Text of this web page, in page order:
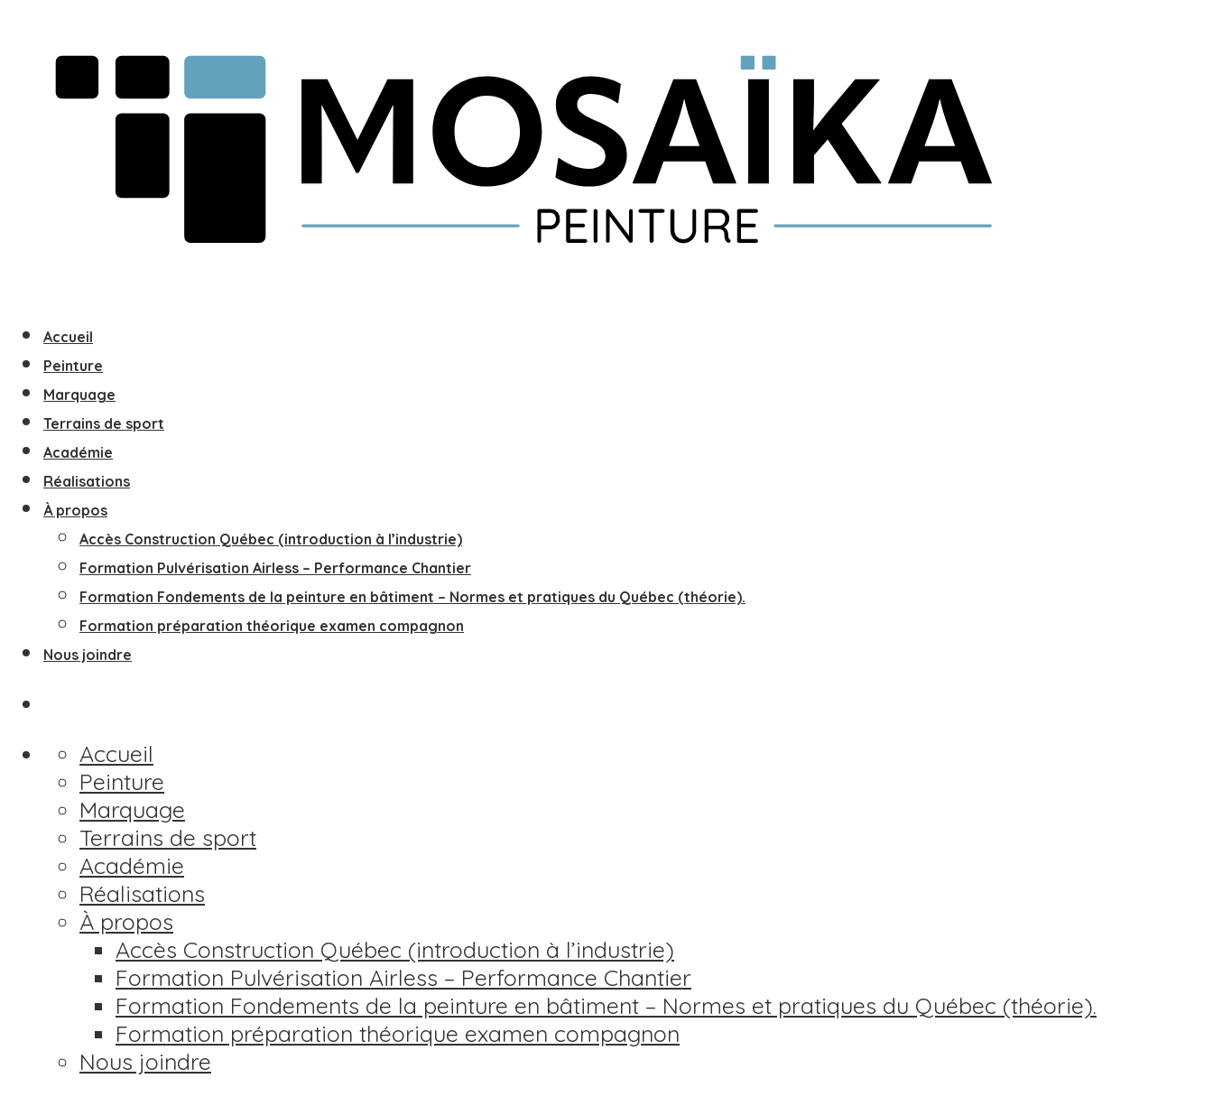
Accueil
Peinture
Marquage
Terrains de sport
Académie
Réalisations
À propos
Accès Construction Québec (introduction à l’industrie)
Formation Pulvérisation Airless – Performance Chantier
Formation Fondements de la peinture en bâtiment – Normes et pratiques du Québec (théorie).
Formation préparation théorique examen compagnon
Nous joindre
Accueil
Peinture
Marquage
Terrains de sport
Académie
Réalisations
À propos
Accès Construction Québec (introduction à l’industrie)
Formation Pulvérisation Airless – Performance Chantier
Formation Fondements de la peinture en bâtiment – Normes et pratiques du Québec (théorie).
Formation préparation théorique examen compagnon
Nous joindre